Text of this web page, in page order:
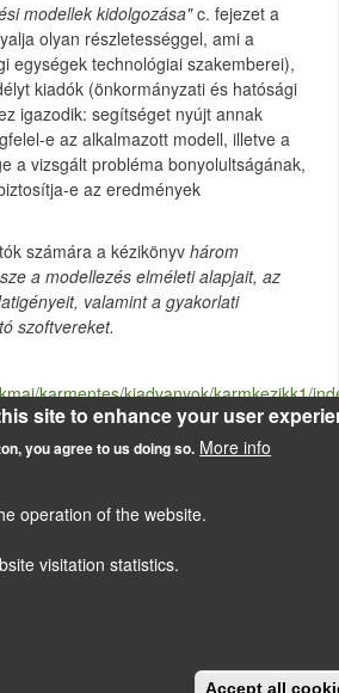
modellek kidolgozása"c. fejezet a
olyan részletességgel, ami a
egységek technológiai szakemberei),
kiadók (önkormányzati és hatósági
igazodik: segítséget nyújt annak
e az alkalmazott modell, illetve a
a vizsgált probléma bonyolultságának,
e az eredmények
számára a kézikönyv három
a modellezés elméleti alapjait, az
valamint a gyakorlati
szoftvereket.
karmentes/kiadvanyok/karmkezikk1/
site to enhance your user
you agree to us doing so. More info
operation of the website.
visitation statistics.
Accept all